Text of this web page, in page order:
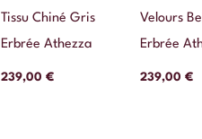
Tissu Chiné Gris
Erbrée Athezza
239,00 €
Velours
Erbrée
239,00 €